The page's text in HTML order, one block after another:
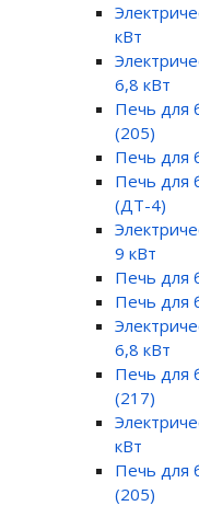
кВт
6,8 кВт
Печь для
(205)
Печь для
Печь для
(ДТ-4)
9 кВт
Печь для
Печь для
6,8 кВт
Печь для
(217)
кВт
Печь для
(205)